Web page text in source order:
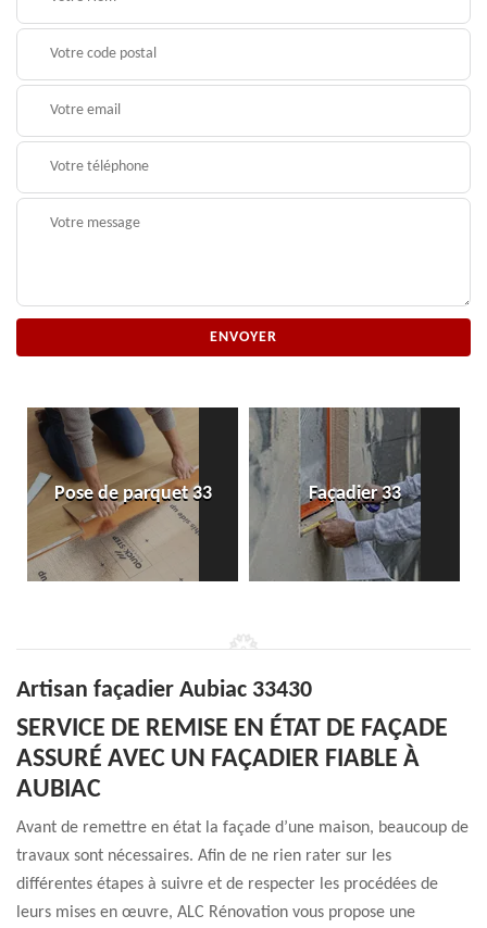
Pose de parquet 33 Façadier 33
Artisan façadier Aubiac 33430
SERVICE DE REMISE EN ÉTAT DE FAÇADE
ASSURÉ AVEC UN FAÇADIER FIABLE À
AUBIAC
Avant de remettre en état la façade d’une maison, beaucoup de
travaux sont nécessaires. Afin de ne rien rater sur les
différentes étapes à suivre et de respecter les procédées de
leurs mises en œuvre, ALC Rénovation vous propose une